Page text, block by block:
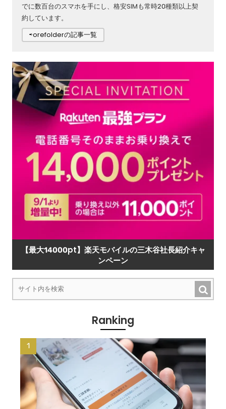
でに数百台のスマホを手にし、格安SIMも常時20種類以上契
約しています。
⇨orefolderの記事一覧
【最大14000pt】楽天モバイルの三木谷社長紹介キャ
ンペーン
Ranking